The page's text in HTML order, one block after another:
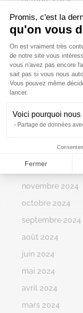
Promis, c'est la
qu'on vous
Plateforme
On est vraiment très
de notre site vous
vous n'avez pas encore
sait pas si vous nous
Vous pouvez même
lancer.
Voici pourquoi
Partage de données
Fermer
septembre 2025
août 2025
juillet 2025
juin 2025
mai 2025
mars 2025
janvier 2025
décembre 2024
novembre 2024
octobre 2024
septembre 2024
août 2024
juin 2024
mai 2024
avril 2024
mars 2024